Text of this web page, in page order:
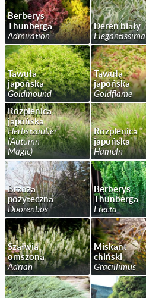
Berberys
Thunberga
Admiration
Dereń biały
Elegantissima
Tawuła
japońska
Goldmound
Tawuła
japońska
Goldflame
Rozplenica
japońska
Herbstzauber
(Autumn
Magic)
Rozplenica
japońska
Hameln
Brzoza
pożyteczna
Doorenbos
Berberys
Thunberga
Erecta
Szałwia
omszona
Adrian
Miskant
chiński
Gracillimus